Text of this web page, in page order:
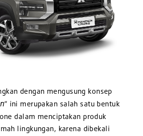
dengan mengusung konsep
” ini merupakan salah satu bentuk
dalam menciptakan produk
lingkungan, karena dibekali